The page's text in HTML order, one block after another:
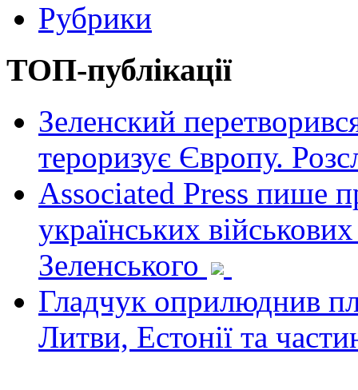
Рубрики
ТОП-публікації
Зеленский
тероризує Європу.
Associated Press пише
українських
Зеленського
Гладчук оприлюднив
Литви, Естонії та